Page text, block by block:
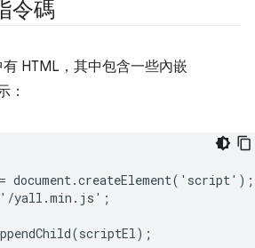
令碼
有 HTML，其中包含一些內嵌
：
document.createElement('script');
yall.min.js';